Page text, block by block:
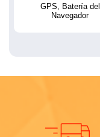
GPS, Batería del
Navegador